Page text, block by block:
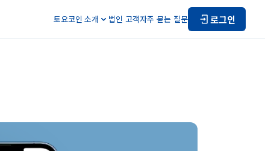
토요코인 소개 법인 고객자주 묻는 질문 로그인